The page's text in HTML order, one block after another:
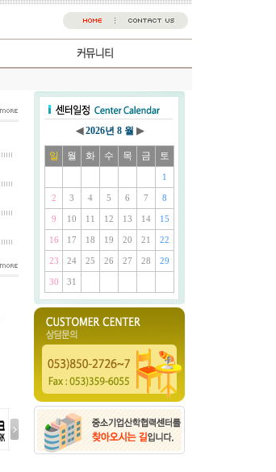
◀ 2026년 8 월 ▶
일 월 화 수 목 금 토
1
2 3 4 5 6 7 8
9 10 11 12 13 14 15
16 17 18 19 20 21 22
23 24 25 26 27 28 29
30 31